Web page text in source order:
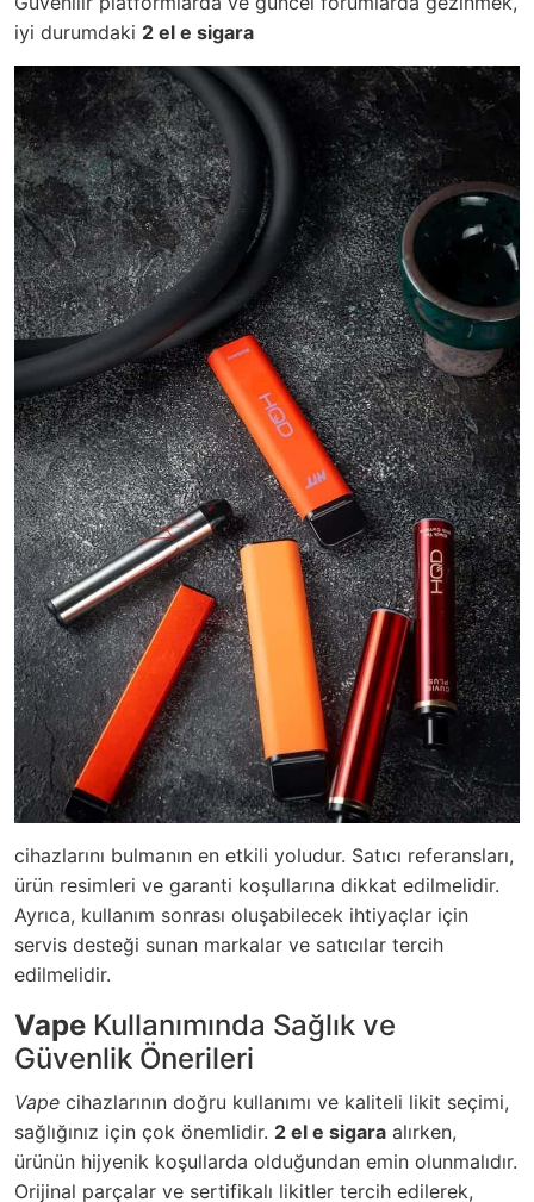
iyi durumdaki 2 el e sigara
cihazlarını bulmanın en etkili yoludur. Satıcı referansları,
ürün resimleri ve garanti koşullarına dikkat edilmelidir.
Ayrıca, kullanım sonrası oluşabilecek ihtiyaçlar için
servis desteği sunan markalar ve satıcılar tercih
edilmelidir.
Vape Kullanımında Sağlık ve
Güvenlik Önerileri
Vape cihazlarının doğru kullanımı ve kaliteli likit seçimi,
sağlığınız için çok önemlidir. 2 el e sigara alırken,
ürünün hijyenik koşullarda olduğundan emin olunmalıdır.
Orijinal parçalar ve sertifikalı likitler tercih edilerek,